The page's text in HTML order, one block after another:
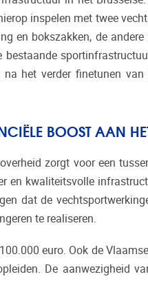
inspelen met twee
en bokszakken, de
het verder finetunen
BOOST AAN
zorgt voor een
en kwaliteitsvolle
dat de
te realiseren.
euro. Ook de
De aanwezigheid